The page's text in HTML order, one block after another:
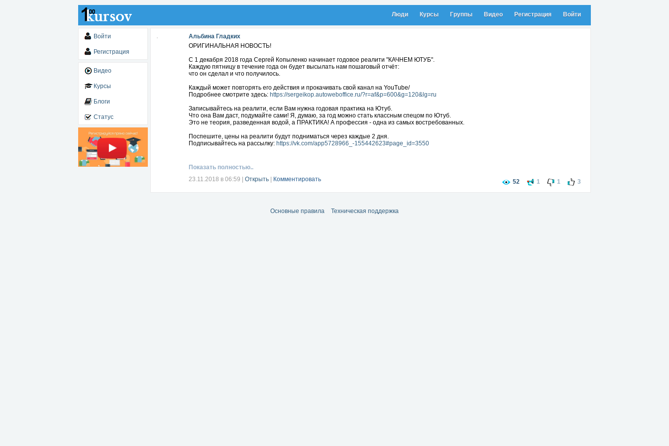
Люди Курсы Группы Видео Регистрация Войти
Войти
Регистрация
Видео
Курсы
Блоги
Статус
Альбина Гладких
ОРИГИНАЛЬНАЯ НОВОСТЬ!
С 1 декабря 2018 года Сергей Копыленко начинает годовое реалити "КАЧНЕМ ЮТУБ".
Каждую пятницу в течение года он будет высылать нам пошаговый отчёт:
что он сделал и что получилось.
Каждый может повторять его действия и прокачивать свой канал на YouTube/
Подробнее смотрите здесь: https://sergeikop.autoweboffice.ru/?r=af&p=600&g=120&lg=ru
Записывайтесь на реалити, если Вам нужна годовая практика на Ютуб.
Что она Вам даст, подумайте сами! Я, думаю, за год можно стать классным спецом по Ютуб.
Это не теория, разведенная водой, а ПРАКТИКА! А профессия - одна из самых востребованных.
Поспешите, цены на реалити будут подниматься через каждые 2 дня.
Подписывайтесь на рассылку: https://vk.com/app5728966_-155442623#page_id=3550
Показать полностью..
23.11.2018 в 06:59
Открыть Комментировать 52 1 1 3
Основные правила Техническая поддержка